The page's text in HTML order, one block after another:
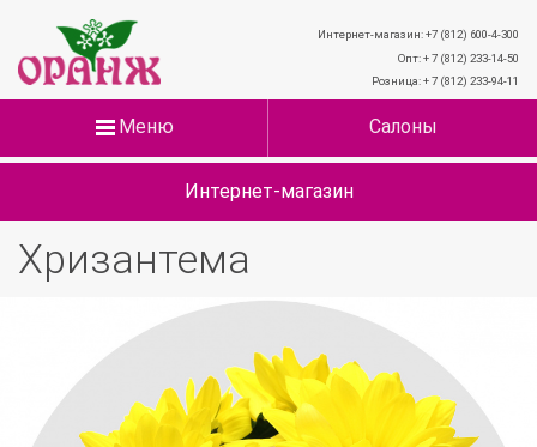
Интернет-магазин: +7 (812) 600-4-300
Опт: + 7 (812) 233-14-50
Розница: + 7 (812) 233-94-11
Меню Салоны
Интернет-магазин
Хризантема